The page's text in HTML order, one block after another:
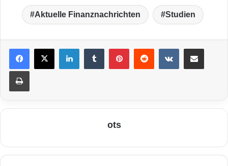
Aktuelle Finanznachrichten Studien
LinkedIn VKontakte
Drucken
ots